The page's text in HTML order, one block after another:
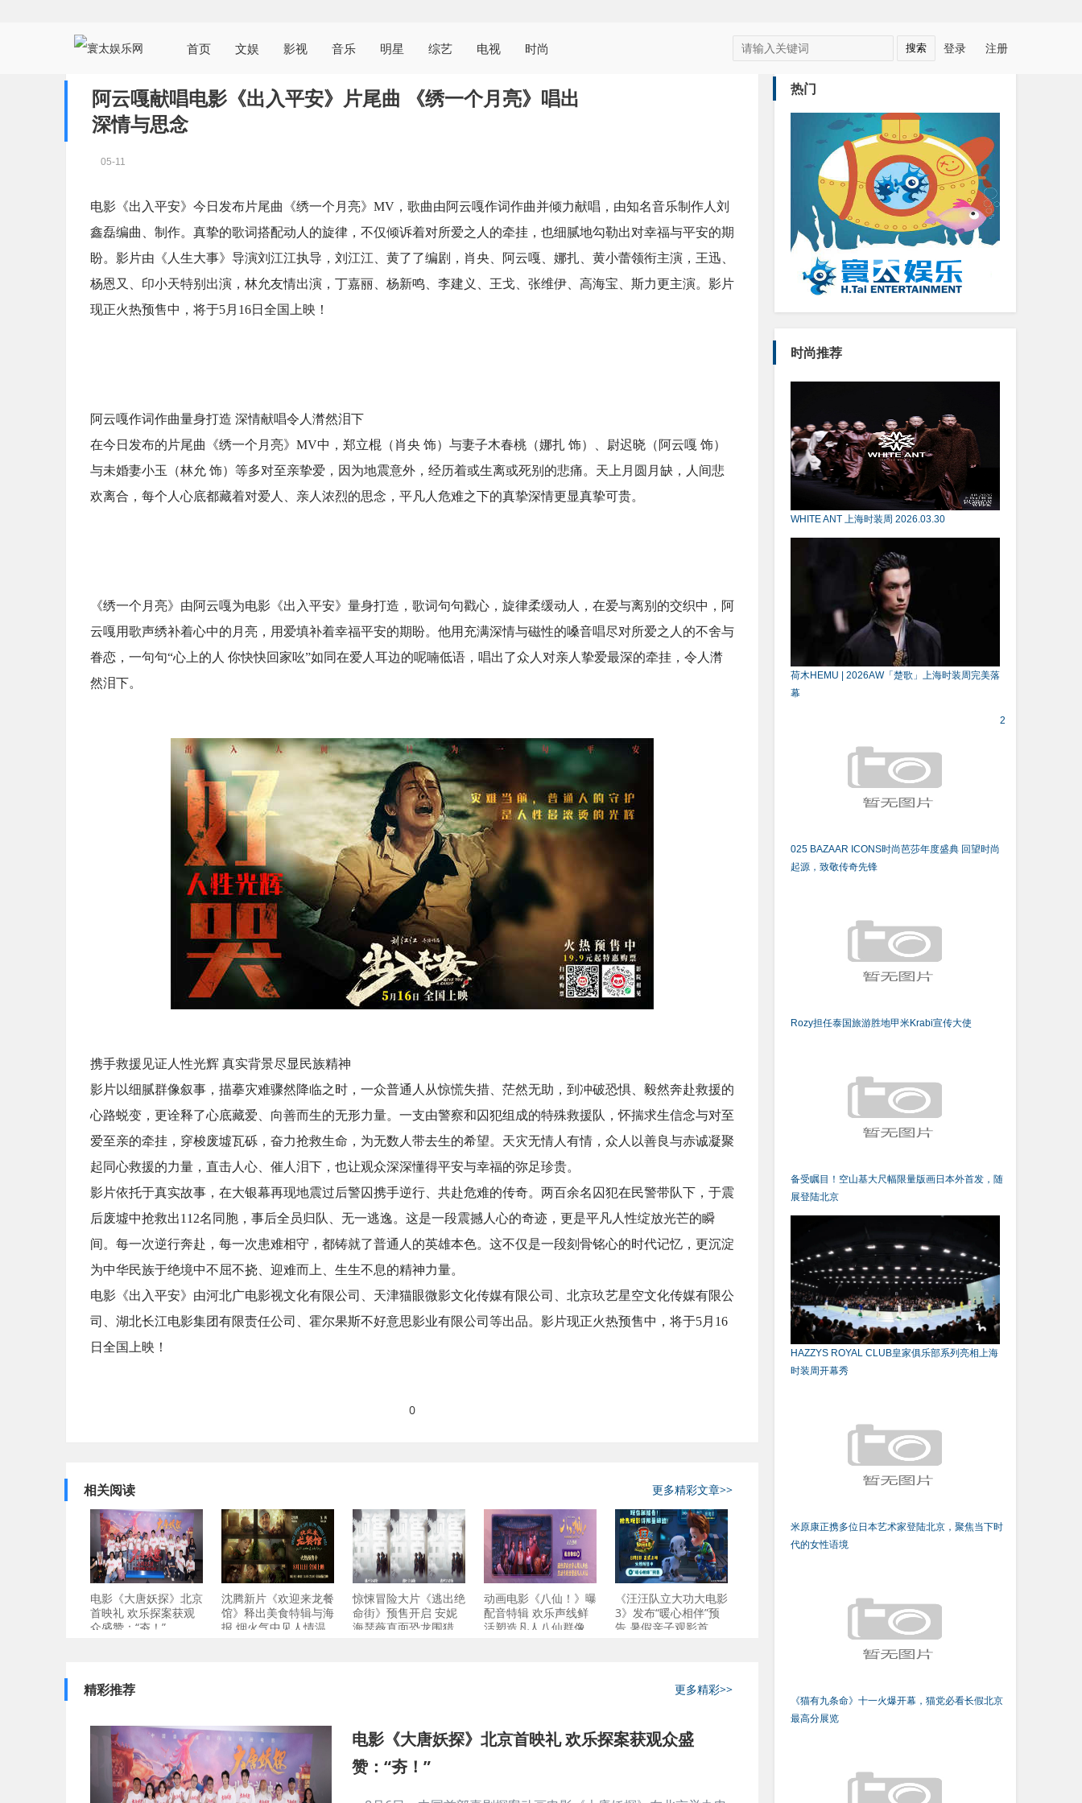
首页 文娱 影视 音乐 明星 综艺 电视 时尚 登录 注册
阿云嘎献唱电影《出入平安》片尾曲 《绣一个月亮》唱出
深情与思念
05-11
电影《出入平安》今日发布片尾曲《绣一个月亮》MV，歌曲由阿云嘎作词作曲并倾力献唱，由知名音乐制作人刘
鑫磊编曲、制作。真挚的歌词搭配动人的旋律，不仅倾诉着对所爱之人的牵挂，也细腻地勾勒出对幸福与平安的期
盼。影片由《人生大事》导演刘江江执导，刘江江、黄了了编剧，肖央、阿云嘎、娜扎、黄小蕾领衔主演，王迅、
杨恩又、印小天特别出演，林允友情出演，丁嘉丽、杨新鸣、李建义、王戈、张维伊、高海宝、斯力更主演。影片
现正火热预售中，将于5月16日全国上映！
阿云嘎作词作曲量身打造 深情献唱令人潸然泪下
在今日发布的片尾曲《绣一个月亮》MV中，郑立棍（肖央 饰）与妻子木春桃（娜扎 饰）、尉迟晓（阿云嘎 饰）
与未婚妻小玉（林允 饰）等多对至亲挚爱，因为地震意外，经历着或生离或死别的悲痛。天上月圆月缺，人间悲
欢离合，每个人心底都藏着对爱人、亲人浓烈的思念，平凡人危难之下的真挚深情更显真挚可贵。
《绣一个月亮》由阿云嘎为电影《出入平安》量身打造，歌词句句戳心，旋律柔缓动人，在爱与离别的交织中，阿
云嘎用歌声绣补着心中的月亮，用爱填补着幸福平安的期盼。他用充满深情与磁性的嗓音唱尽对所爱之人的不舍与
眷恋，一句句“心上的人 你快快回家吆”如同在爱人耳边的呢喃低语，唱出了众人对亲人挚爱最深的牵挂，令人潸
然泪下。
携手救援见证人性光辉 真实背景尽显民族精神
影片以细腻群像叙事，描摹灾难骤然降临之时，一众普通人从惊慌失措、茫然无助，到冲破恐惧、毅然奔赴救援的
心路蜕变，更诠释了心底藏爱、向善而生的无形力量。一支由警察和囚犯组成的特殊救援队，怀揣求生信念与对至
爱至亲的牵挂，穿梭废墟瓦砾，奋力抢救生命，为无数人带去生的希望。天灾无情人有情，众人以善良与赤诚凝聚
起同心救援的力量，直击人心、催人泪下，也让观众深深懂得平安与幸福的弥足珍贵。
影片依托于真实故事，在大银幕再现地震过后警囚携手逆行、共赴危难的传奇。两百余名囚犯在民警带队下，于震
后废墟中抢救出112名同胞，事后全员归队、无一逃逸。这是一段震撼人心的奇迹，更是平凡人性绽放光芒的瞬
间。每一次逆行奔赴，每一次患难相守，都铸就了普通人的英雄本色。这不仅是一段刻骨铭心的时代记忆，更沉淀
为中华民族于绝境中不屈不挠、迎难而上、生生不息的精神力量。
电影《出入平安》由河北广电影视文化有限公司、天津猫眼微影文化传媒有限公司、北京玖艺星空文化传媒有限公
司、湖北长江电影集团有限责任公司、霍尔果斯不好意思影业有限公司等出品。影片现正火热预售中，将于5月16
日全国上映！
0
相关阅读 更多精彩文章>>
电影《大唐妖探》北京
首映礼 欢乐探案获观
众盛赞：“夯！”
沈腾新片《欢迎来龙餐
馆》释出美食特辑与海
报 烟火气中见人情温
惊悚冒险大片《逃出绝
命街》预售开启 安妮
海瑟薇直面恐龙围猎
动画电影《八仙！》曝
配音特辑 欢乐声线鲜
活塑造凡人八仙群像
《汪汪队立大功大电影
3》发布“暖心相伴”预
告 暑假亲子观影首
精彩推荐 更多精彩>>
电影《大唐妖探》北京首映礼 欢乐探案获观众盛
赞：“夯！”
热门
时尚推荐
WHITE ANT 上海时装周 2026.03.30
荷木HEMU | 2026AW「楚歌」上海时装周完美落
幕
2
025 BAZAAR ICONS时尚芭莎年度盛典 回望时尚
起源，致敬传奇先锋
Rozy担任泰国旅游胜地甲米Krabi宣传大使
备受瞩目！空山基大尺幅限量版画日本外首发，随
展登陆北京
HAZZYS ROYAL CLUB皇家俱乐部系列亮相上海
时装周开幕秀
米原康正携多位日本艺术家登陆北京，聚焦当下时
代的女性语境
《猫有九条命》十一火爆开幕，猫党必看长假北京
最高分展览